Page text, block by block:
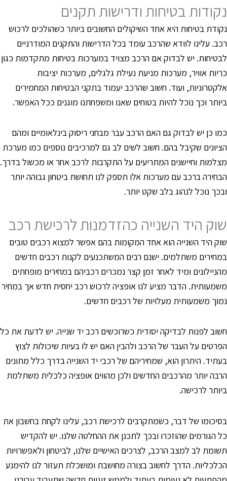
בטיחות ודרישות תקנים
בטיחות היא אחד השיקולים החשובים ביותר כשהולכים לרכוש
עלינו לוודא שהרכב עומד בכל הדרישות והתקנים המודרניים
יש לבדוק אם הרכב מצויד במערכות בטיחות מתקדמות כגון
אוויר, מערכות מניעת נעילת גלגלים, מערכות יציבות
ועוד. חשוב שהרכב יעמוד בתקני הבטיחות המחמירים
וכך נוכל להיות בטוחים שאנו ומשפחתנו מוגנים ככל האפשר.
כן יש לבדוק גם האם הרכב עבר מבחני ריסוק בינלאומיים ומהם
שקיבל בהם. חשוב לשים לב גם למרכיבים נוספים כמו מערכת
וחיישנים המתריעים על התקרבות לרכב אחר או מכשול בדרך.
ברכב עם מערכות אלו תספק לנו תחושת ביטחון גבוהה יותר
נוכל לנהוג בלב שקט יותר.
היד השנייה כהזדמנות לרכישת רכב
היד השנייה הוא אחד המקומות בהם אפשר למצוא רכבים טובים
משתלמים. ישנם רבים המשתכנעים לקנות רכבים חדשים
ומיד לאחר זמן קצר נמכרים רכביהם במחירים מופחתים
הדבר מציע לנו אופציה לרכוש רכב יחסית חדש אך במחיר
משמעותית מעלויות של רכבים חדשים.
לפנות לבדיקה יסודית כשרוכשים רכב יד שנייה. יש לדעת את כל
על העבר של הרכב ולהבין האם יש לו בעיות שיכולות לצוץ
היתרון הוא, שמחיריהם של רכבי יד השנייה בדרך כלל מתונים
יותר מהרכבים החדשים ולכן מהווים אופציה כלכלית משתלמת
לרכישה.
של דבר, כשמתקרבים לרכישת רכב, עלינו לקחת בחשבון את
הגורמים שהוזכרו ובכך לתכנן את ההחלטה שלנו. יש להקדיש
לב למצב הרכב, לצרכים האישיים שלנו, לביטחון ולאפשרויות
הדרך לחשוב בצורה מחושבת ומושכלת תעזור לנו להימנע